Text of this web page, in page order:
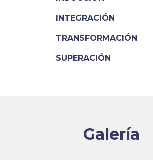
INTEGRACIÓN
TRANSFORMACIÓN
SUPERACIÓN
Galería